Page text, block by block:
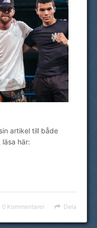
artikel till både
här:
Dela
0 Kommentarer